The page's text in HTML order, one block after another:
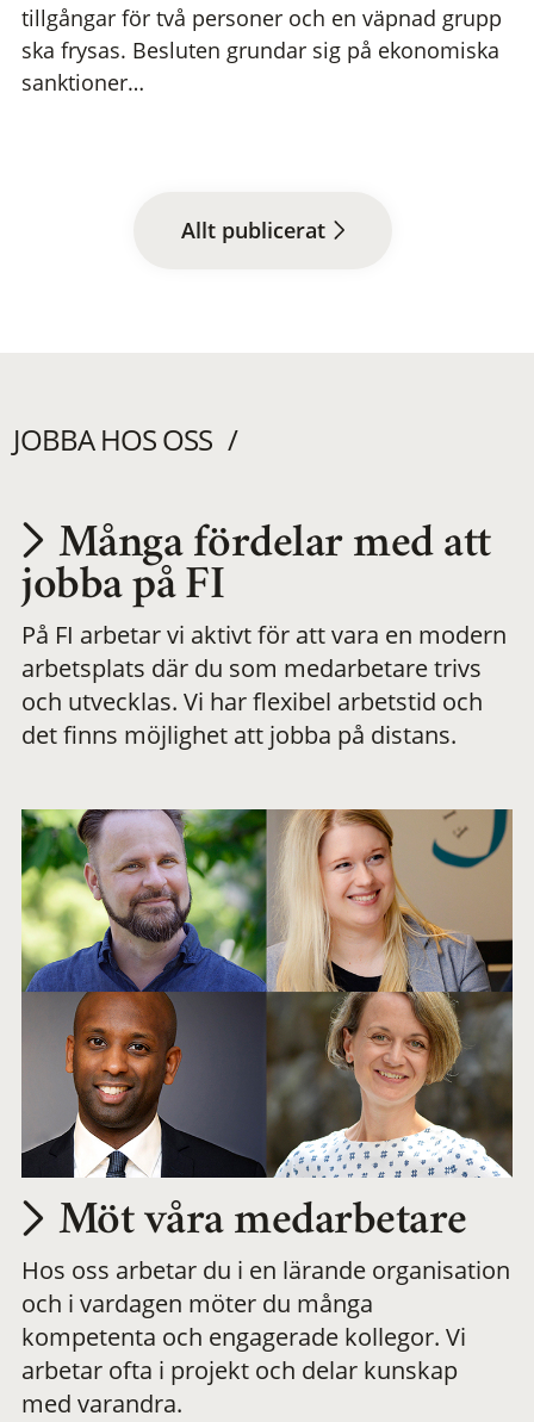
tillgångar för två personer och en väpnad grupp
ska frysas. Besluten grundar sig på ekonomiska
sanktioner…
Allt publicerat
JOBBA HOS OSS
Utvecklas på en
meningsfull och
flexibel
Många fördelar med att
jobba på FI
På FI arbetar vi aktivt för att vara en modern
arbetsplats där du som medarbetare trivs
och utvecklas. Vi har flexibel arbetstid och
det finns möjlighet att jobba på distans.
Möt våra medarbetare
Hos oss arbetar du i en lärande organisation
och i vardagen möter du många
kompetenta och engagerade kollegor. Vi
arbetar ofta i projekt och delar kunskap
med varandra.